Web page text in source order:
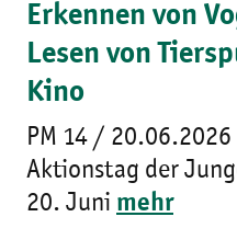
Erkennen von
Lesen von
Kino
PM 14 /
Aktionstag der
20. Juni mehr